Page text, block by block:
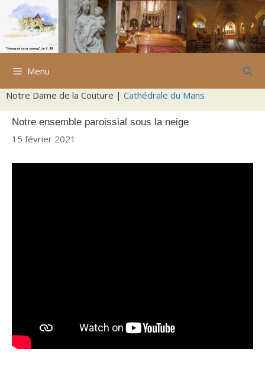
Aller
contenu
Menu
Notre Dame de la Couture | Cathédrale du Mans
Notre ensemble paroissial sous la neige
15 février 2021